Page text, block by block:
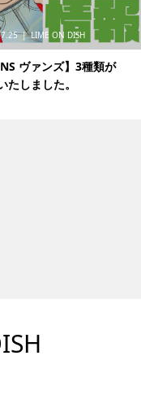
LIME ON DISH
ヴァンズ】3種類が
たしました。